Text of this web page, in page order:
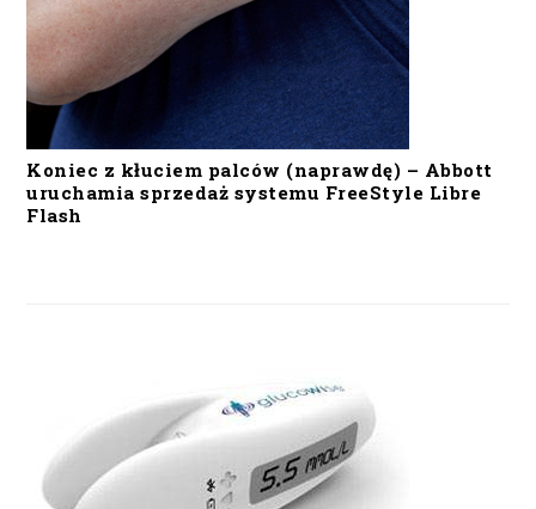
Koniec z kłuciem palców (naprawdę) – Abbott
uruchamia sprzedaż systemu FreeStyle Libre
Flash